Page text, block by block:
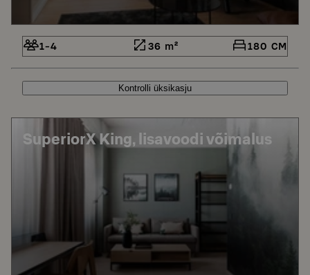
1-4 36 m² 180 CM
Kontrolli üksikasju
SuperiorX King, lisavoodi võimalus